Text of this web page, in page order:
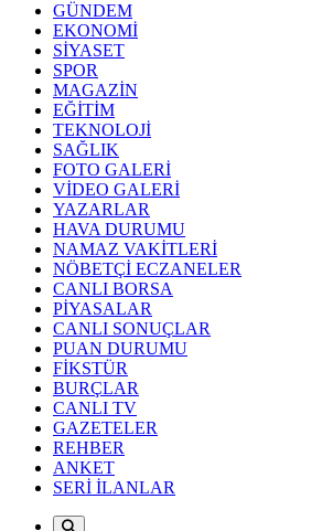
GÜNDEM
EKONOMİ
SİYASET
SPOR
MAGAZİN
EĞİTİM
TEKNOLOJİ
SAĞLIK
FOTO GALERİ
VİDEO GALERİ
YAZARLAR
HAVA DURUMU
NAMAZ VAKİTLERİ
NÖBETÇİ ECZANELER
CANLI BORSA
PİYASALAR
CANLI SONUÇLAR
PUAN DURUMU
FİKSTÜR
BURÇLAR
CANLI TV
GAZETELER
REHBER
ANKET
SERİ İLANLAR